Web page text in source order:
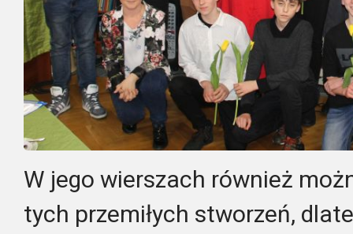
W jego wierszach również
tych przemiłych stworzeń,